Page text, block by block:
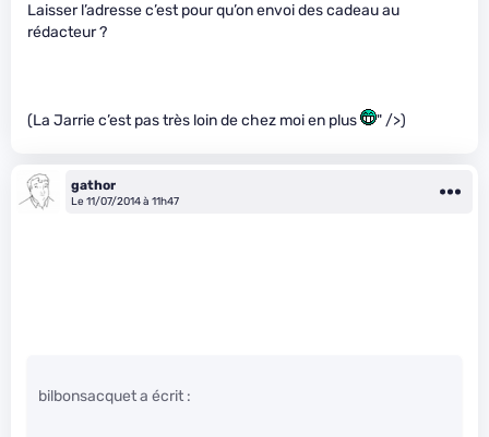
Laisser l’adresse c’est pour qu’on envoi des cadeau au
rédacteur ?
(La Jarrie c’est pas très loin de chez moi en plus " />)
gathor
Le 11/07/2014 à 11h47
bilbonsacquet a écrit :